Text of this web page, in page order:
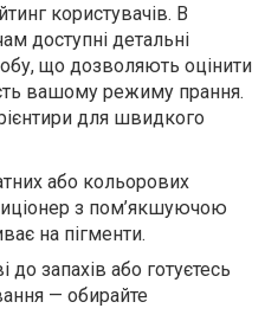
користувачів. В
доступні детальні
що дозволяють оцінити
вашому режиму прання.
для швидкого
або кольорових
з пом’якшуючою
на пігменти.
запахів або готуєтесь
— обирайте